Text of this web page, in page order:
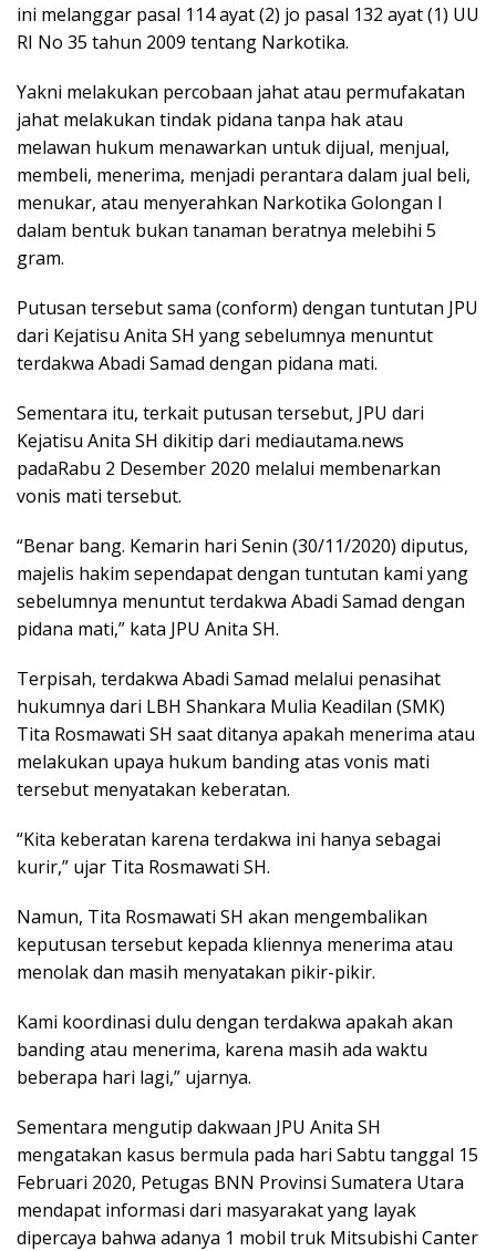
ini melanggar pasal 114 ayat (2) jo pasal 132 ayat (1) UU
RI No 35 tahun 2009 tentang Narkotika.
Yakni melakukan percobaan jahat atau permufakatan
jahat melakukan tindak pidana tanpa hak atau
melawan hukum menawarkan untuk dijual, menjual,
membeli, menerima, menjadi perantara dalam jual beli,
menukar, atau menyerahkan Narkotika Golongan I
dalam bentuk bukan tanaman beratnya melebihi 5
gram.
Putusan tersebut sama (conform) dengan tuntutan JPU
dari Kejatisu Anita SH yang sebelumnya menuntut
terdakwa Abadi Samad dengan pidana mati.
Sementara itu, terkait putusan tersebut, JPU dari
Kejatisu Anita SH dikitip dari mediautama.news
padaRabu 2 Desember 2020 melalui membenarkan
vonis mati tersebut.
“Benar bang. Kemarin hari Senin (30/11/2020) diputus,
majelis hakim sependapat dengan tuntutan kami yang
sebelumnya menuntut terdakwa Abadi Samad dengan
pidana mati,” kata JPU Anita SH.
Terpisah, terdakwa Abadi Samad melalui penasihat
hukumnya dari LBH Shankara Mulia Keadilan (SMK)
Tita Rosmawati SH saat ditanya apakah menerima atau
melakukan upaya hukum banding atas vonis mati
tersebut menyatakan keberatan.
“Kita keberatan karena terdakwa ini hanya sebagai
kurir,” ujar Tita Rosmawati SH.
Namun, Tita Rosmawati SH akan mengembalikan
keputusan tersebut kepada kliennya menerima atau
menolak dan masih menyatakan pikir-pikir.
Kami koordinasi dulu dengan terdakwa apakah akan
banding atau menerima, karena masih ada waktu
beberapa hari lagi,” ujarnya.
Sementara mengutip dakwaan JPU Anita SH
mengatakan kasus bermula pada hari Sabtu tanggal 15
Februari 2020, Petugas BNN Provinsi Sumatera Utara
mendapat informasi dari masyarakat yang layak
dipercaya bahwa adanya 1 mobil truk Mitsubishi Canter